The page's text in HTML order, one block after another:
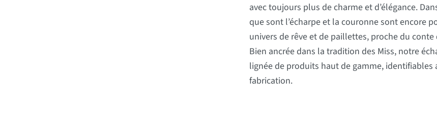
avec toujours plus de charme et d’élégance.
que sont l’écharpe et la couronne sont encore
univers de rêve et de paillettes, proche du
Bien ancrée dans la tradition des Miss, notre
lignée de produits haut de gamme,
fabrication.